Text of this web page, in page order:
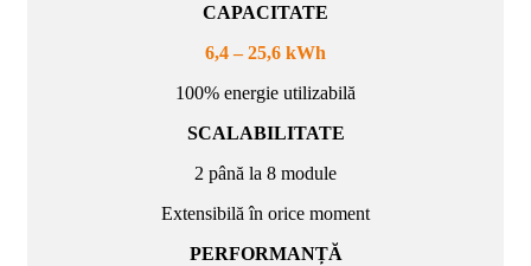
CAPACITATE
6,4 – 25,6 kWh
100% energie utilizabilă
SCALABILITATE
2 până la 8 module
Extensibilă în orice moment
PERFORMANȚĂ